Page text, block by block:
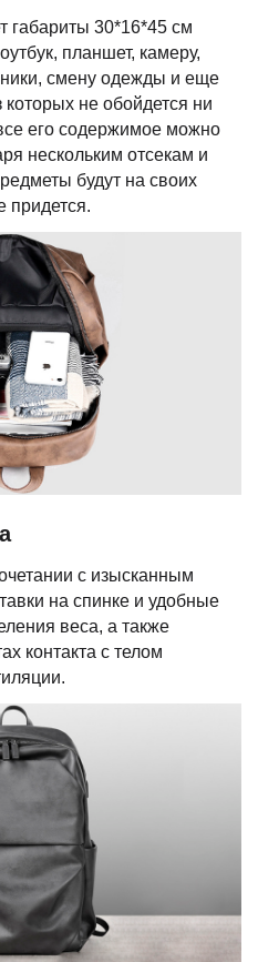
габариты 30*16*45 см
планшет, камеру,
смену одежды и еще
не обойдется ни
его содержимое можно
нескольким отсекам и
будут на своих
придется.
с изысканным
на спинке и удобные
веса, а также
контакта с телом